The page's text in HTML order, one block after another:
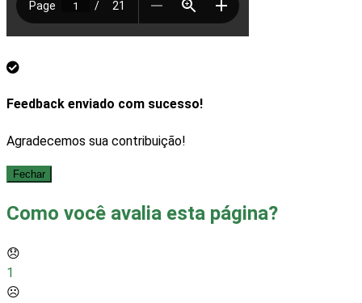
Feedback enviado com sucesso!
Agradecemos sua contribuição!
Fechar
Como você avalia esta página?
😞
1
☹️